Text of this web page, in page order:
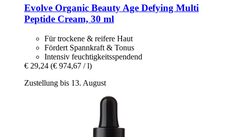
Evolve Organic Beauty Age Defying Multi
Peptide Cream, 30 ml
Für trockene & reifere Haut
Fördert Spannkraft & Tonus
Intensiv feuchtigkeitsspendend
€ 29,24 (€ 974,67 / l)
Zustellung bis 13. August